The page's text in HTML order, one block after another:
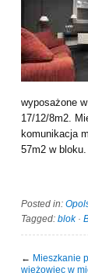
wyposażone
17/12/8m2.
komunikacja
57m2 w
Posted in:
Tagged: blok·
← Mieszkanie
wieżowiec w